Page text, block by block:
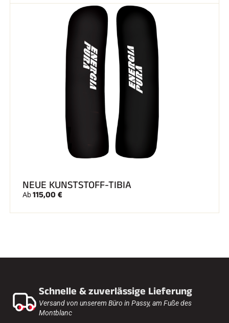
NEUE KUNSTSTOFF-TIBIA
Ab115,00 €
Schnelle & zuverlässige Lieferung
Versand von unserem Büro in Passy, am Fuße des
Montblanc